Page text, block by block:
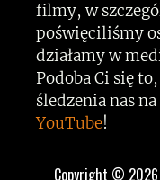
filmy, w
poświęciliśmy
działamy w
Podoba Ci się
śledzenia nas na
YouTube!
Copyright © 2026